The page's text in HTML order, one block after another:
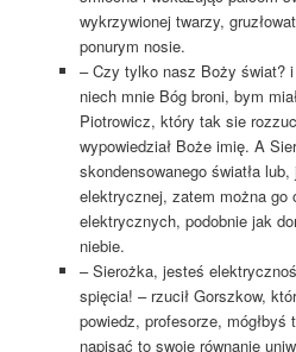
wykrzywionej twarzy,
ponurym nosie.
– Czy tylko nasz Boży świat?
niech mnie Bóg broni, bym
Piotrowicz, który tak sie
wypowiedział Boże imię. A
skondensowanego światła
elektrycznej, zatem można go
elektrycznych, podobnie jak
niebie.
– Sierożka, jesteś
spięcia! – rzucił Gorszkow,
powiedz, profesorze,
napisać to swoje równanie